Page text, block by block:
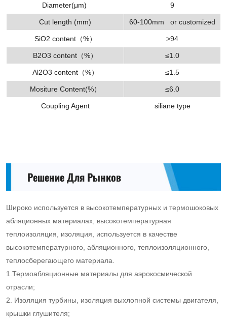
strengthen
phenolic
plastics,
pressing
ablative
body
Diameter(μm) 9
Cut length (mm) 60-100mm or customized
SiO2 content（%） >94
B2O3 content（%） ≤1.0
Al2O3 content（%） ≤1.5
Mositure Content(%） ≤6.0
Coupling Agent siliane type
Решение Для Рынков
Широко используется в высокотемпературных и термошоковых
абляционных материалах; высокотемпературная
теплоизоляция, изоляция, используется в качестве
высокотемпературного, абляционного, теплоизоляционного,
теплосберегающего материала.
1.Термоабляционные материалы для аэрокосмической
отрасли;
2. Изоляция турбины, изоляция выхлопной системы двигателя,
крышки глушителя;